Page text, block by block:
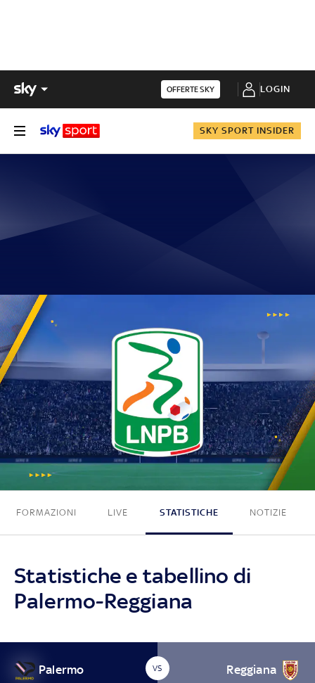
OFFERTE SKY LOGIN
SKY SPORT INSIDER
2 - 1
FORMAZIONI LIVE STATISTICHE NOTIZIE
Statistiche e tabellino di
Palermo-Reggiana
Palermo VS Reggiana